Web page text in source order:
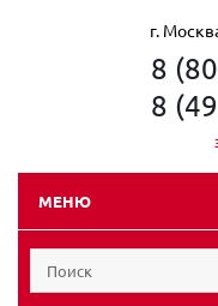
г.
8
8
МЕНЮ